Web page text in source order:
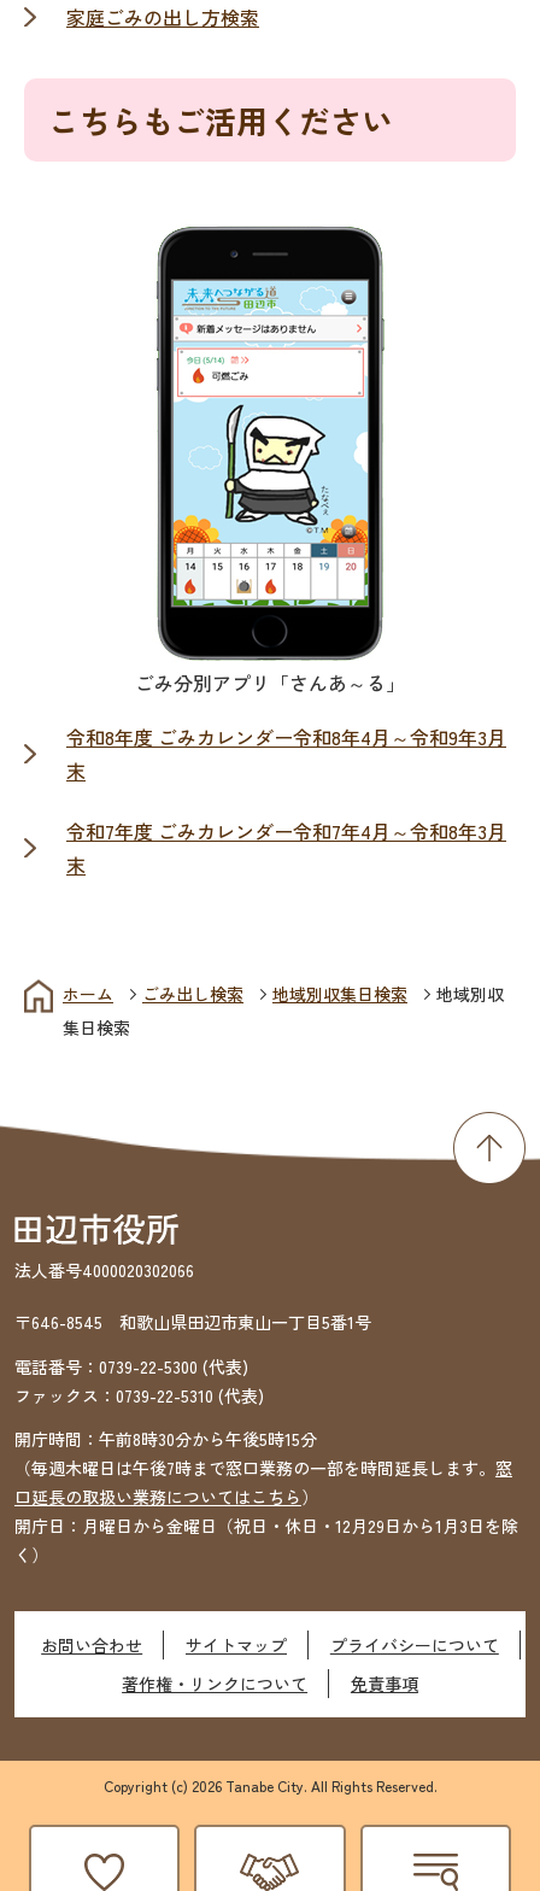
家庭ごみの出し方検索
こちらもご活用ください
ごみ分別アプリ「さんあ～る」
令和8年度 ごみカレンダー令和8年4月～令和9年3月
末
令和7年度 ごみカレンダー令和7年4月～令和8年3月
末
ホーム ごみ出し検索 地域別収集日検索
地域別収
集日検索
法人番号4000020302066
〒646-8545 和歌山県田辺市東山一丁目5番1号
電話番号： 0739-22-5300 (代表)
ファックス： 0739-22-5310 (代表)
開庁時間：午前8時30分から午後5時15分
（毎週木曜日は午後7時まで窓口業務の一部を時間延長します。 窓
口延長の取扱い業務についてはこちら）
開庁日：月曜日から金曜日（祝日・休日・12月29日から1月3日を除
く）
お問い合わせ サイトマップ
プライバシーについて
著作権・リンクについて
免責事項
Copyright (c) 2026 Tanabe City. All Rights Reserved.